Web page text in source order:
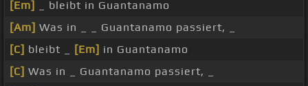
[Em]
_ bleibt in Guantanamo
[Am] Was in _ _ Guantanamo passiert, _
[C] bleibt _ [Em] in Guantanamo
[C] Was in _ Guantanamo passiert, _